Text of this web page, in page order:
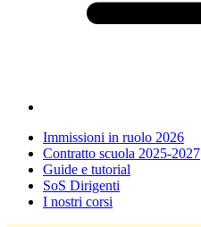
Immissioni in ruolo 2026
Contratto scuola 2025-2027
Guide e tutorial
SoS Dirigenti
I nostri corsi